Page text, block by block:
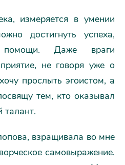
измеряется в умении
достигнуть успеха,
помощи. Даже враги
не говоря уже о
прослыть эгоистом, а
тем, кто оказывал
талант.
взращивала во мне
самовыражение.